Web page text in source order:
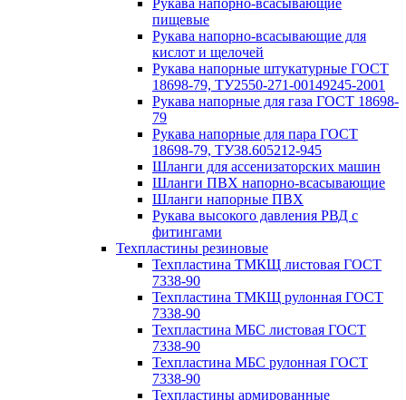
Рукава напорно-всасывающие
пищевые
Рукава напорно-всасывающие для
кислот и щелочей
Рукава напорные штукатурные ГОСТ
18698-79, ТУ2550-271-00149245-2001
Рукава напорные для газа ГОСТ 18698-
79
Рукава напорные для пара ГОСТ
18698-79, ТУ38.605212-945
Шланги для ассенизаторских машин
Шланги ПВХ напорно-всасывающие
Шланги напорные ПВХ
Рукава высокого давления РВД с
фитингами
Техпластины резиновые
Техпластина ТМКЩ листовая ГОСТ
7338-90
Техпластина ТМКЩ рулонная ГОСТ
7338-90
Техпластина МБС листовая ГОСТ
7338-90
Техпластина МБС рулонная ГОСТ
7338-90
Техпластины армированные